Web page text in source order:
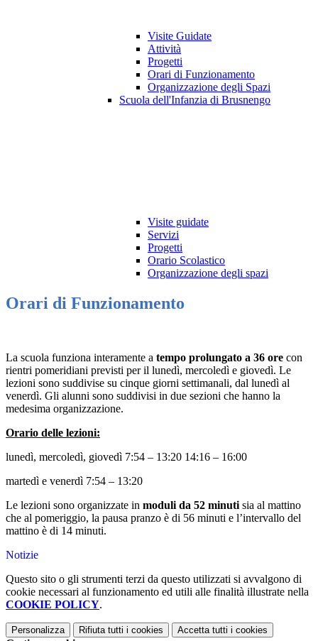
Visite Guidate
Attività
Progetti
Orari di Funzionamento
Organizzazione degli Spazi
Scuola dell'Infanzia di Brusnengo
Visite guidate
Servizi
Progetti
Orario Scolastico
Organizzazione degli spazi
Orari di Funzionamento
La scuola funziona interamente a tempo prolungato a 36 ore con
rientri pomeridiani previsti per il lunedì, mercoledì e giovedì. Le
lezioni sono suddivise su cinque giorni settimanali, dal lunedì al
venerdì. Gli alunni sono suddivisi in due sezioni che hanno la
medesima organizzazione.
Orario delle lezioni:
lunedì, mercoledì, giovedì 7:54 – 13:20 14:16 – 16:00
martedì e venerdì 7:54 – 13:20
Le lezioni sono organizzate in moduli da 52 minuti sia al mattino
che al pomeriggio, la pausa pranzo è di 56 minuti e l’intervallo del
mattino è di 14 minuti.
Notizie
Questo sito o gli strumenti terzi da questo utilizzati si avvalgono di
cookie necessari al funzionamento ed utili alle finalità illustrate nella
COOKIE POLICY.
Personalizza Rifiuta tutti i cookies Accetta tutti i cookies